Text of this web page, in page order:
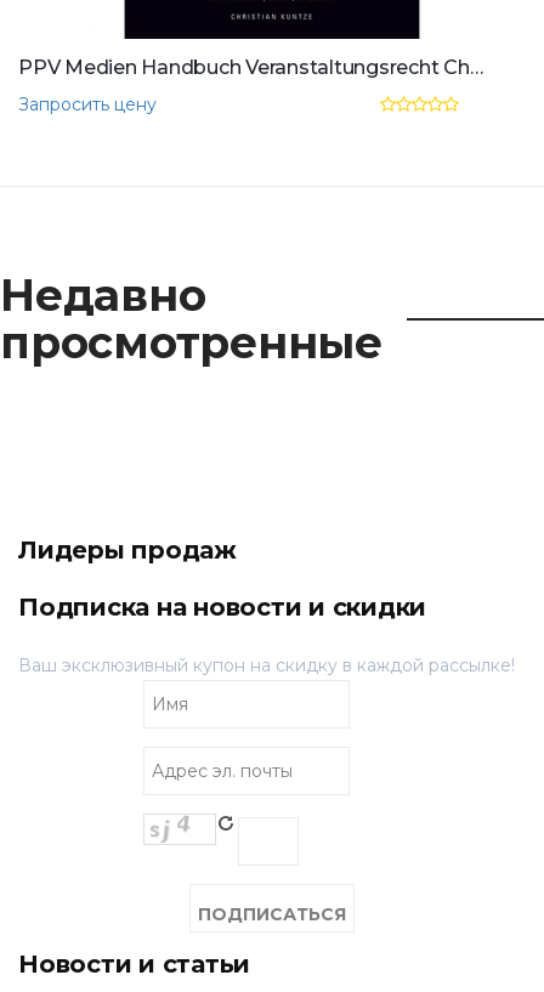
PPV Medien Handbuch Veranstaltungsrecht Christian Kuntze
Запросить цену
Недавно
просмотренные
Лидеры продаж
Подписка на новости и скидки
Ваш эксклюзивный купон на скидку в каждой рассылке!
Новости и статьи